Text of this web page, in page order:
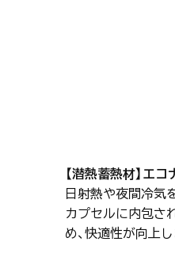
【潜熱蓄熱材】エ
日射熱や夜間冷気
カプセルに内包さ
め、快適性が向上し